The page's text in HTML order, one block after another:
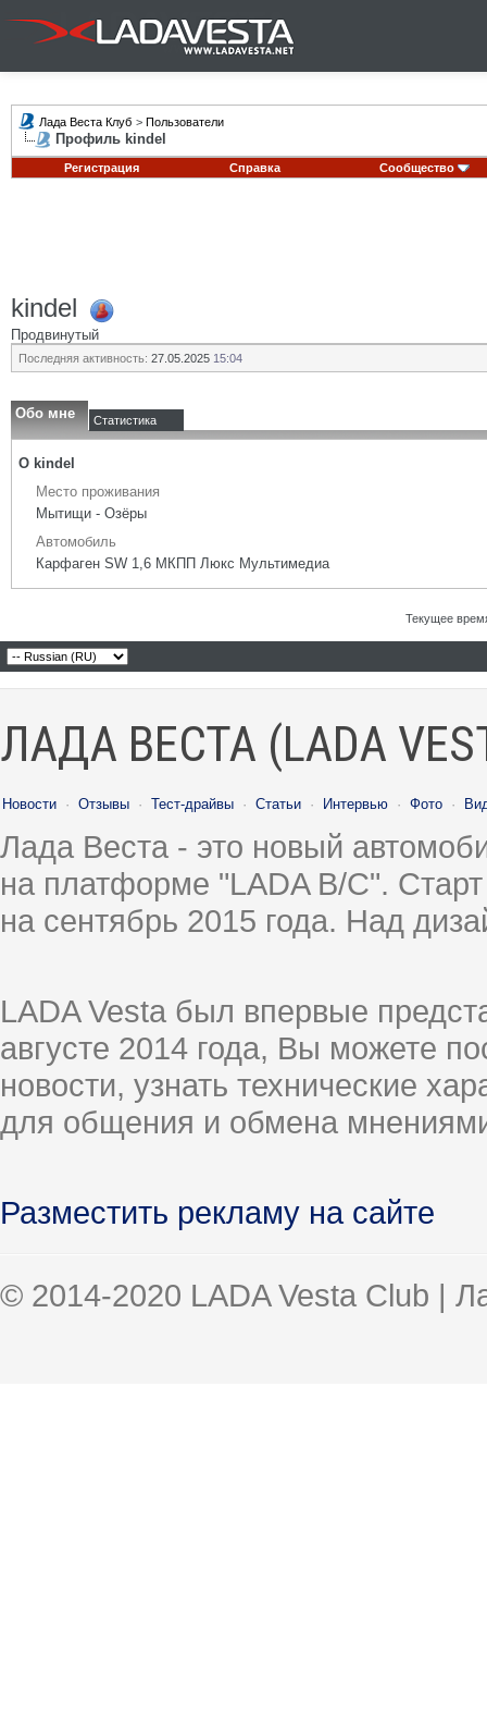
Лада Веста Клуб > Пользователи
Профиль kindel
Регистрация Справка Сообщество
kindel
Продвинутый
Последняя активность: 27.05.2025 15:04
Обо мне Статистика
О kindel
Место проживания
Мытищи - Озёры
Автомобиль
Карфаген SW 1,6 МКПП Люкс Мультимедиа
Текущее
ЛАДА ВЕСТА (LADA
Новости · Отзывы · Тест-драйвы · Статьи · Интервью · Фото ·
Лада Веста - это новый
на платформе "LADA B/C".
на сентябрь 2015 года. Над
LADA Vesta был впервые
августе 2014 года, Вы можете
новости, узнать технические
для общения и обмена
Разместить рекламу на сайте
© 2014-2020 LADA Vesta Club |